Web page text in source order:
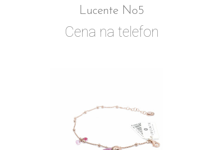
Lucente No5
Cena na telefon